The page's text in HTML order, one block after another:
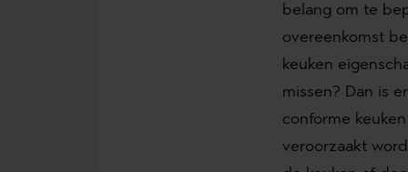
belang om te
overeenkomst
keuken
missen? Dan is
conforme
veroorzaakt